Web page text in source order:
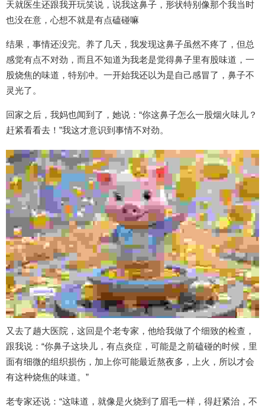
天就医生还跟我开玩笑说，说我这鼻子，形状特别像那个我当时
也没在意，心想不就是有点磕碰嘛
结果，事情还没完。养了几天，我发现这鼻子虽然不疼了，但总
感觉有点不对劲，而且不知道为我老是觉得鼻子里有股味道，一
股烧焦的味道，特别冲。一开始我还以为是自己感冒了，鼻子不
灵光了。
回家之后，我妈也闻到了，她说：“你这鼻子怎么一股烟火味儿？
赶紧看看去！”我这才意识到事情不对劲。
又去了趟大医院，这回是个老专家，他给我做了个细致的检查，
跟我说：“你鼻子这块儿，有点炎症，可能是之前磕碰的时候，里
面有细微的组织损伤，加上你可能最近熬夜多，上火，所以才会
有这种烧焦的味道。”
老专家还说：“这味道，就像是火烧到了眉毛一样，得赶紧治，不